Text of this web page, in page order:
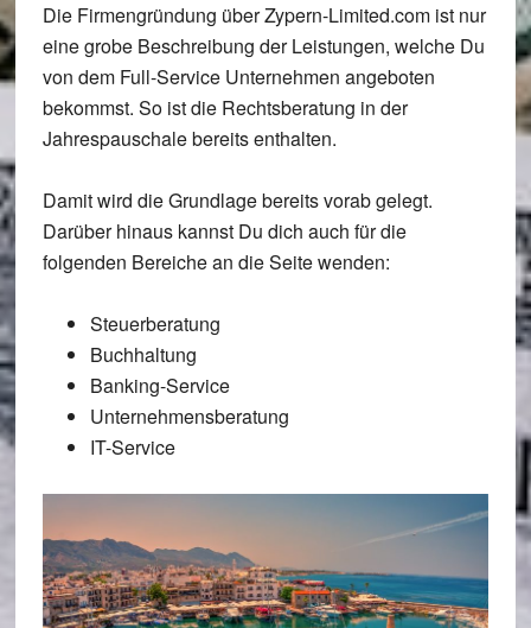
Die Firmengründung über Zypern-Limited.com ist nur
eine grobe Beschreibung der Leistungen, welche Du
von dem Full-Service Unternehmen angeboten
bekommst. So ist die Rechtsberatung in der
Jahrespauschale bereits enthalten.
Damit wird die Grundlage bereits vorab gelegt.
Darüber hinaus kannst Du dich auch für die
folgenden Bereiche an die Seite wenden:
Steuerberatung
Buchhaltung
Banking-Service
Unternehmensberatung
IT-Service